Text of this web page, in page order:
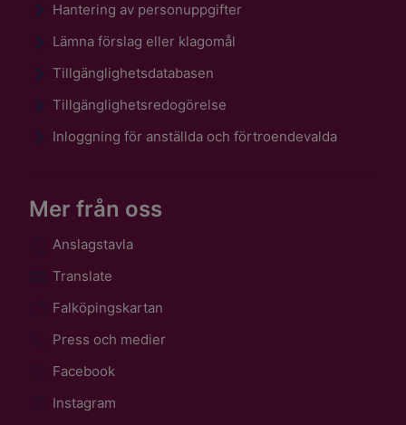
Hantering av personuppgifter
Lämna förslag eller klagomål
Tillgänglighetsdatabasen
Tillgänglighetsredogörelse
Inloggning för anställda och förtroendevalda
Mer från oss
Anslagstavla
Translate
Falköpingskartan
Press och medier
Facebook
Instagram